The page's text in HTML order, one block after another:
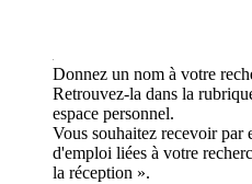
Donnez un nom à votre
Retrouvez-la dans la
espace personnel.
Vous souhaitez recevoir par
d'emploi liées à votre
la réception ».